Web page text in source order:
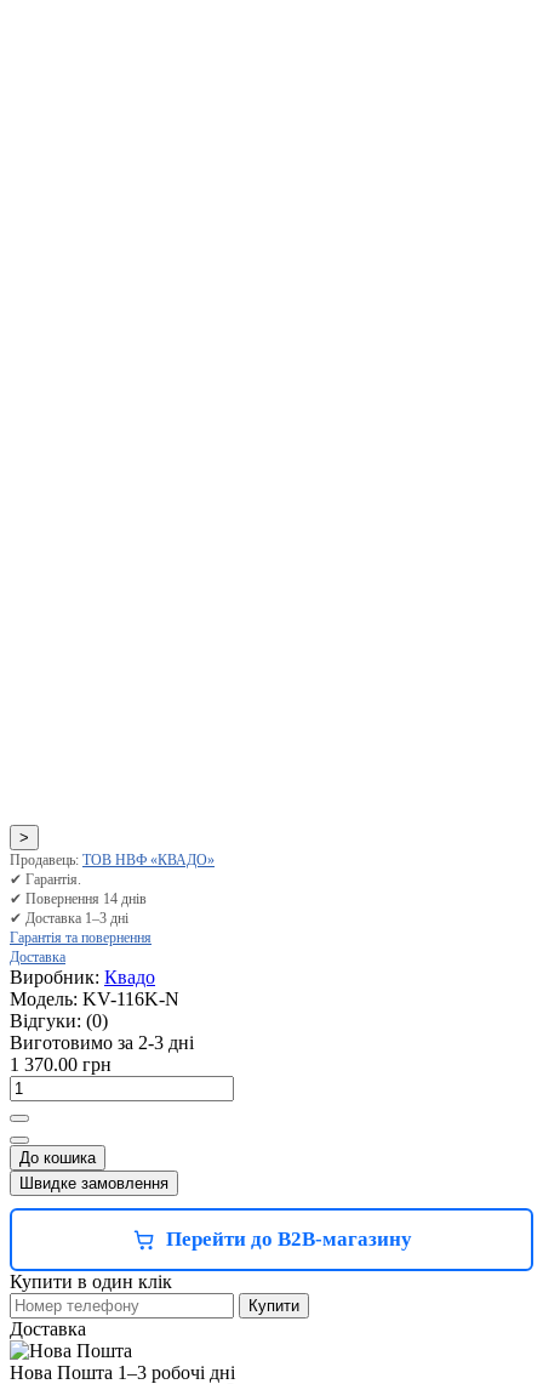
>
Продавець: ТОВ НВФ «КВАДО»
✔ Гарантія.
✔ Повернення 14 днів
✔ Доставка 1–3 дні
Гарантія та повернення
Доставка
Виробник: Квадо
Модель: KV-116K-N
Відгуки: (0)
Виготовимо за 2-3 дні
1 370.00 грн
До кошика
Швидке замовлення
Перейти до B2B-магазину
Купити в один клік
Купити
Доставка
Нова Пошта 1–3 робочі дні